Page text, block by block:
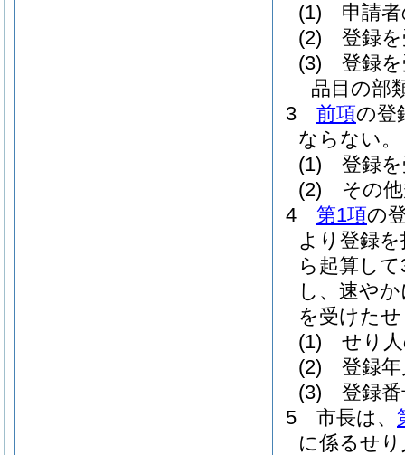
(1)
申請
(2)
登録
(3)
登録
品目の部
3
前項の登
ならない。
(1)
登録
(2)
その
4
第1項の
より登録
ら起算し
し、速や
を受けた
(1)
せり
(2)
登録
(3)
登録
5
市長は、
に係るせ